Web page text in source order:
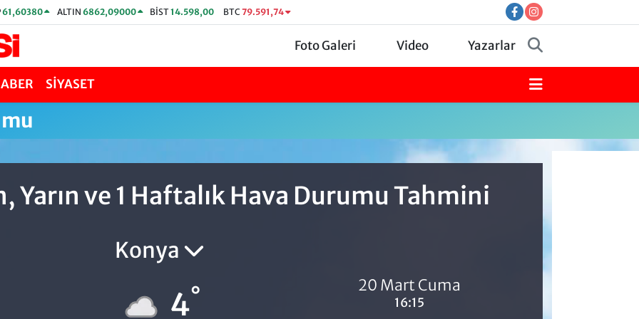
61,60380 ALTIN 6862,09000 BİST14.598,00 BTC 79.591,74
Foto Galeri Video Yazarlar
SİYASET
Yarın ve 1 Haftalık Hava Durumu Tahmini
Konya
4° 20 Mart Cuma
16:15